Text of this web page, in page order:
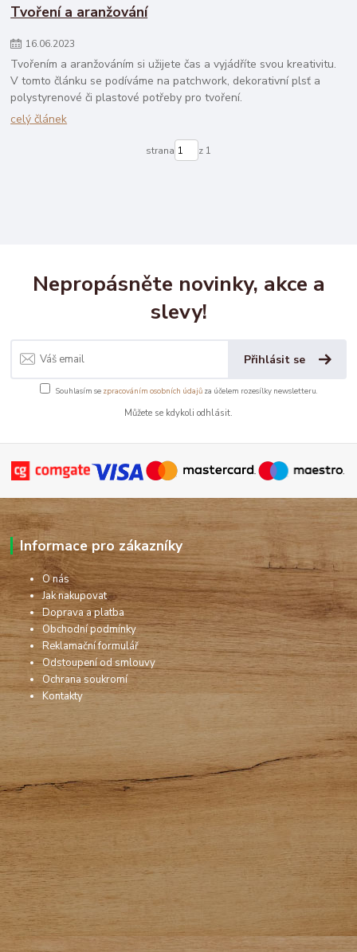
Tvoření a aranžování
16.06.2023
Tvořením a aranžováním si užijete čas a vyjádříte svou kreativitu.
V tomto článku se podíváme na patchwork, dekorativní plsť a
polystyrenové či plastové potřeby pro tvoření.
celý článek
strana z 1
Nepropásněte novinky, akce a
slevy!
Přihlásit se
Souhlasím se zpracováním osobních údajůza účelem rozesílky newsletteru.
Můžete se kdykoli odhlásit.
Informace pro zákazníky
O nás
Jak nakupovat
Doprava a platba
Obchodní podmínky
Reklamační formulář
Odstoupení od smlouvy
Ochrana soukromí
Kontakty